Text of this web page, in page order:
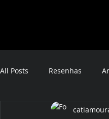
All Posts Resenhas
audiobook